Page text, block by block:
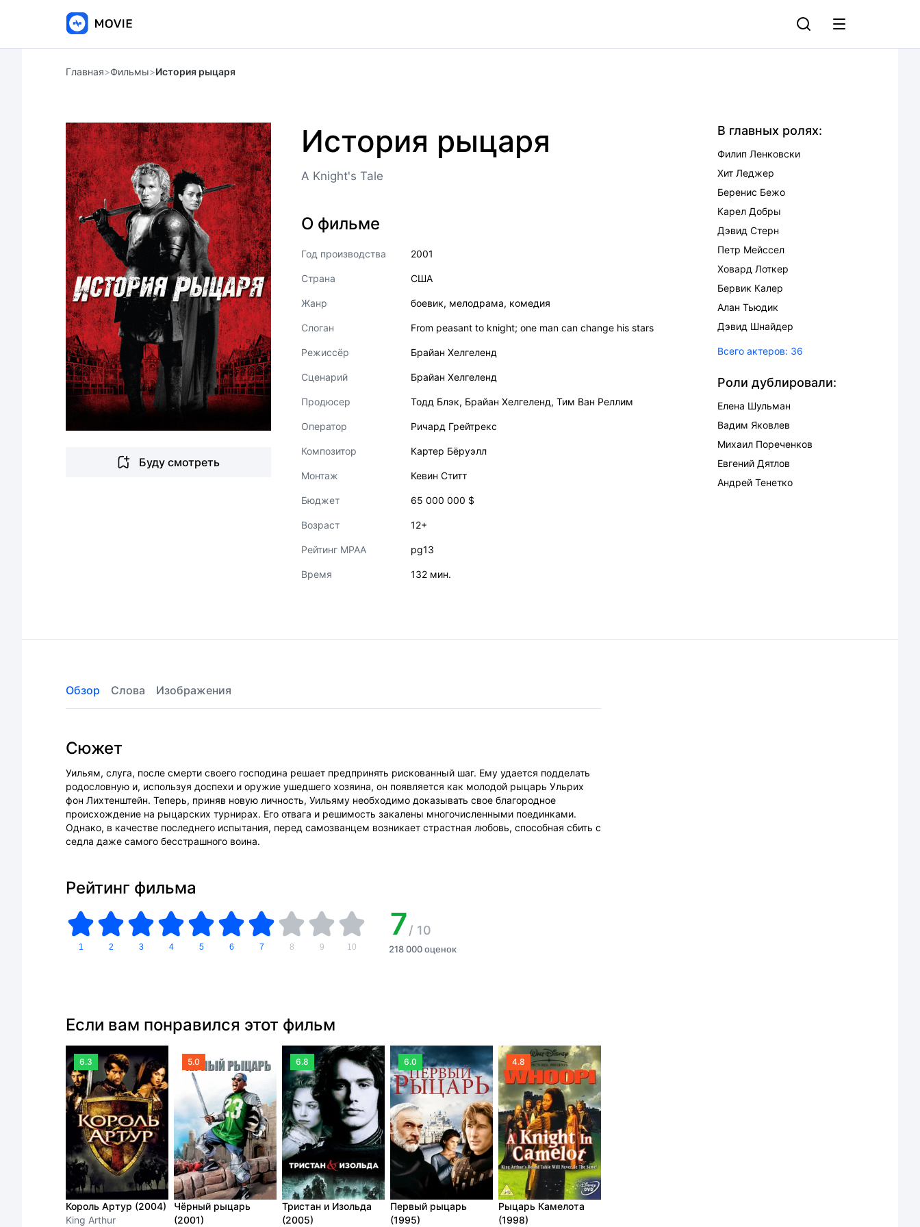
Главная>Фильмы>История рыцаря
Буду смотреть
История рыцаря
A Knight's Tale
О фильме
Год производства 2001
Страна США
Жанр боевик, мелодрама, комедия
Слоган From peasant to knight; one man can change his stars
Режиссёр Брайан Хелгеленд
Сценарий Брайан Хелгеленд
Продюсер Тодд Блэк, Брайан Хелгеленд, Тим Ван Реллим
Оператор Ричард Грейтрекс
Композитор Картер Бёруэлл
Монтаж Кевин Ститт
Бюджет 65 000 000 $
Возраст 12+
Рейтинг MPAA pg13
Время 132 мин.
В главных ролях:
Филип Ленковски
Хит Леджер
Беренис Бежо
Карел Добры
Дэвид Стерн
Петр Мейссел
Ховард Лоткер
Бервик Калер
Алан Тьюдик
Дэвид Шнайдер
Всего актеров: 36
Роли дублировали:
Елена Шульман
Вадим Яковлев
Михаил Пореченков
Евгений Дятлов
Андрей Тенетко
Обзор Слова Изображения
Сюжет
Уильям, слуга, после смерти своего господина решает предпринять рискованный шаг. Ему удается подделать
родословную и, используя доспехи и оружие ушедшего хозяина, он появляется как молодой рыцарь Ульрих
фон Лихтенштейн. Теперь, приняв новую личность, Уильяму необходимо доказывать свое благородное
происхождение на рыцарских турнирах. Его отвага и решимость закалены многочисленными поединками.
Однако, в качестве последнего испытания, перед самозванцем возникает страстная любовь, способная сбить с
седла даже самого бесстрашного воина.
Рейтинг фильма
1 2 3 4 5 6 7 8 9 10
7/ 10
218 000 оценок
Если вам понравился этот фильм
6.3
Король Артур (2004)
King Arthur
5.0
Чёрный рыцарь
(2001)
6.8
Тристан и Изольда
(2005)
6.0
Первый рыцарь
(1995)
4.8
Рыцарь Камелота
(1998)